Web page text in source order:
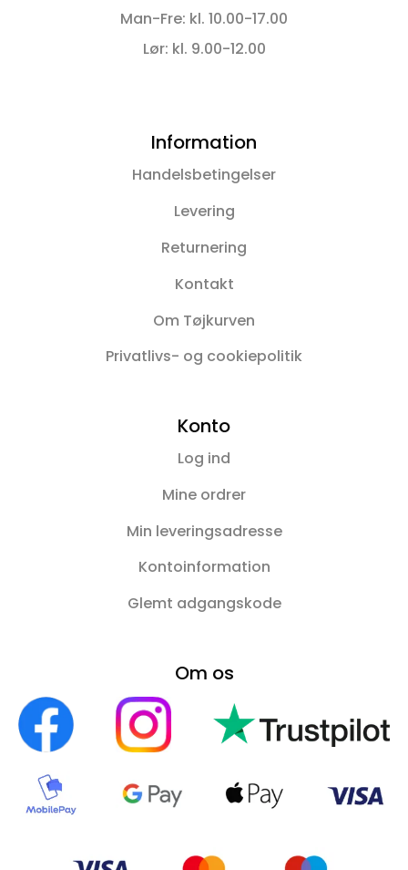
Man-Fre: kl. 10.00-17.00
Lør: kl. 9.00-12.00
Information
Handelsbetingelser
Levering
Returnering
Kontakt
Om Tøjkurven
Privatlivs- og cookiepolitik
Konto
Log ind
Mine ordrer
Min leveringsadresse
Kontoinformation
Glemt adgangskode
Om os